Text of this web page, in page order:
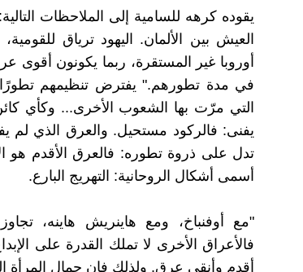
يقوده كرهه للسامية إلى الملاحظات
العيش بين الألمان. اليهود ترياق
أوروبا غير المستقرة، ربما يكونون أقوى
في مدة تطورهم." يفترض تنظيمهم تطورًا
التي مرّت بها الشعوب الأخرى... وكأي
يفنى: فالركود مستحيل. والعرق الذي لم
تدل على ذروة تطوره: فالعرق الأقدم هو
أسمى أشكال الروحانية: التهريج البارع.
"مع أوفنباخ، ومع هاينريش هاينه،
فالأعراق الأخرى لا تملك القدرة على
أقدم وأنقى عرق. ولذلك فإن جمال المرأة